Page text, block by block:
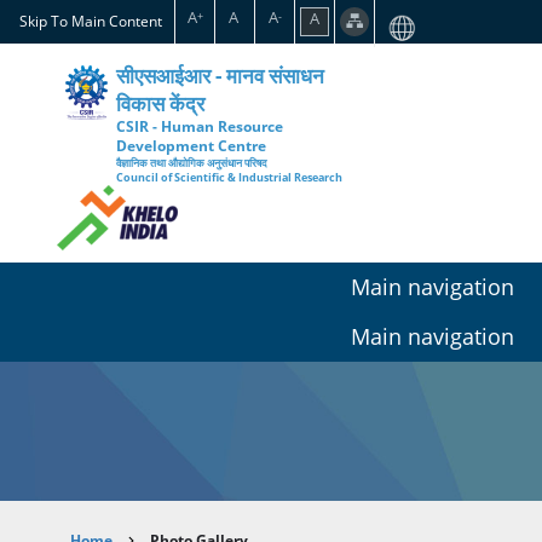
Skip
to
content
Skip To Main Content A+ A A- A
सीएसआईआर - मानव संसाधन
विकास केंद्र
CSIR - Human Resource
Development Centre
वैज्ञानिक तथा औद्योगिक अनुसंधान परिषद
Council of Scientific & Industrial Research
Main navigation
Main navigation